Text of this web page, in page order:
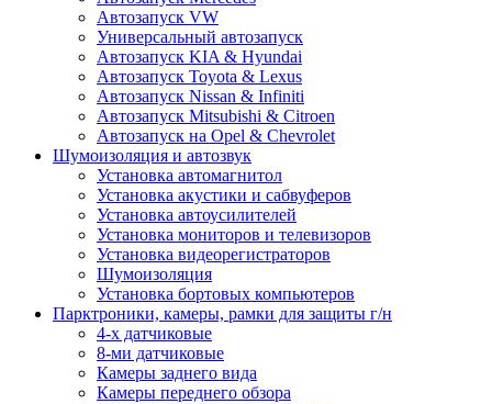
Автозапуск VW
Универсальный автозапуск
Автозапуск KIA & Hyundai
Автозапуск Toyota & Lexus
Автозапуск Nissan & Infiniti
Автозапуск Mitsubishi & Citroen
Автозапуск на Opel & Chevrolet
Шумоизоляция и автозвук
Установка автомагнитол
Установка акустики и сабвуферов
Установка автоусилителей
Установка мониторов и телевизоров
Установка видеорегистраторов
Шумоизоляция
Установка бортовых компьютеров
Парктроники, камеры, рамки для защиты г/н
4-х датчиковые
8-ми датчиковые
Камеры заднего вида
Камеры переднего обзора